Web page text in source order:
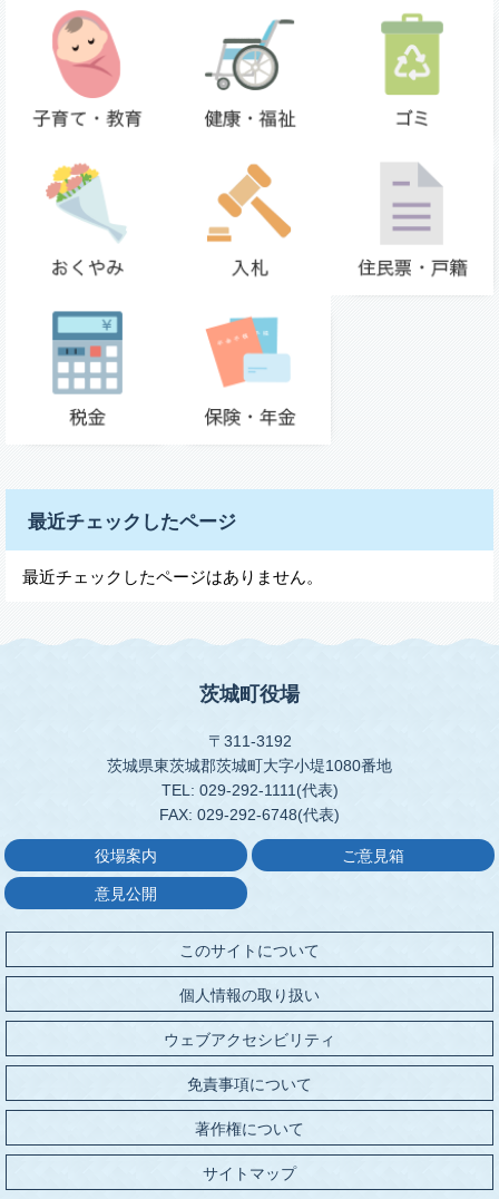
最近チェックしたページ
最近チェックしたページはありません。
茨城町役場
〒311-3192
茨城県東茨城郡茨城町大字小堤1080番地
TEL: 029-292-1111(代表)
FAX: 029-292-6748(代表)
役場案内 ご意見箱
意見公開
このサイトについて
個人情報の取り扱い
ウェブアクセシビリティ
免責事項について
著作権について
サイトマップ